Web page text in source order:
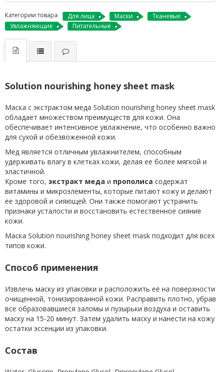
Категории товара Для лица Маски
Тканевые
Увлажняющие
Питательные
Solution nourishing honey sheet mask
Маска с экстрактом меда Solution nourishing honey sheet mask
обладает множеством преимуществ для кожи. Она
обеспечивает интенсивное увлажнение, что особенно важно
для сухой и обезвоженной кожи.
Мед является отличным увлажнителем, способным
удерживать влагу в клетках кожи, делая ее более мягкой и
эластичной.
Кроме того, экстракт меда и прополиса содержат
витамины и микроэлементы, которые питают кожу и делают
ее здоровой и сияющей. Они также помогают устранить
признаки усталости и восстановить естественное сияние
кожи.
Маска Solution nourishing honey sheet mask подходит для всех
типов кожи.
Способ применения
Извлечь маску из упаковки и расположить её на поверхности
очищенной, тонизированной кожи. Расправить плотно, убрав
все образовавшиеся заломы и пузырьки воздуха и оставить
маску на 15-20 минут. Затем удалить маску и нанести на кожу
остатки эссенции из упаковки.
Состав